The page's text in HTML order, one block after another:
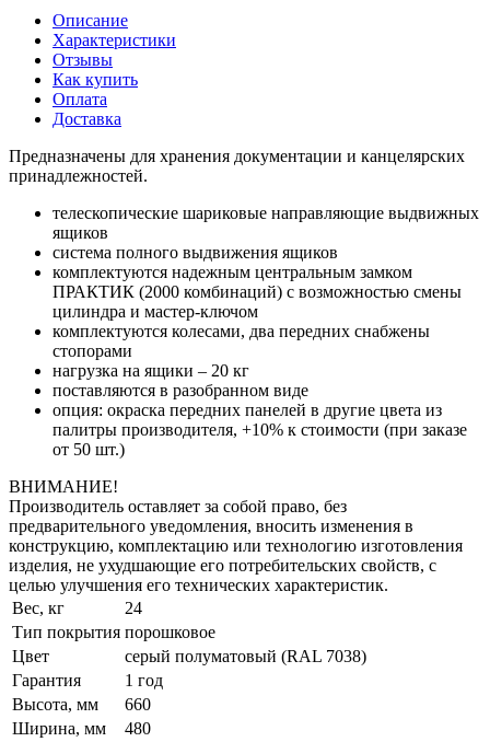
Описание
Характеристики
Отзывы
Как купить
Оплата
Доставка
Предназначены для хранения документации и канцелярских
принадлежностей.
телескопические шариковые направляющие выдвижных
ящиков
система полного выдвижения ящиков
комплектуются надежным центральным замком
ПРАКТИК (2000 комбинаций) с возможностью смены
цилиндра и мастер-ключом
комплектуются колесами, два передних снабжены
стопорами
нагрузка на ящики – 20 кг
поставляются в разобранном виде
опция: окраска передних панелей в другие цвета из
палитры производителя, +10% к стоимости (при заказе
от 50 шт.)
ВНИМАНИЕ!
Производитель оставляет за собой право, без
предварительного уведомления, вносить изменения в
конструкцию, комплектацию или технологию изготовления
изделия, не ухудшающие его потребительских свойств, с
целью улучшения его технических характеристик.
Вес, кг
24
Тип покрытия порошковое
Цвет
серый полуматовый (RAL 7038)
Гарантия
1 год
Высота, мм
660
Ширина, мм
480